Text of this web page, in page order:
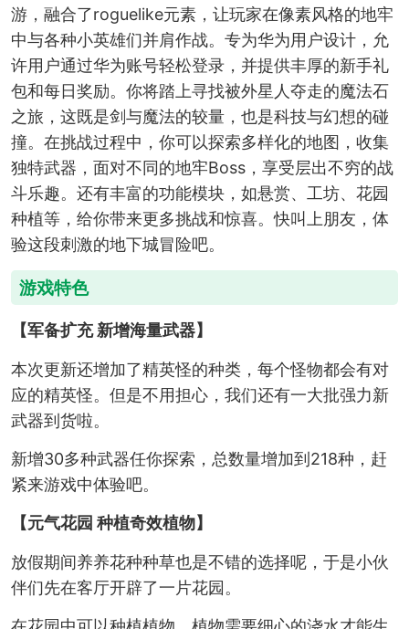
游，融合了roguelike元素，让玩家在像素风格的地牢
中与各种小英雄们并肩作战。专为华为用户设计，允
许用户通过华为账号轻松登录，并提供丰厚的新手礼
包和每日奖励。你将踏上寻找被外星人夺走的魔法石
之旅，这既是剑与魔法的较量，也是科技与幻想的碰
撞。在挑战过程中，你可以探索多样化的地图，收集
独特武器，面对不同的地牢Boss，享受层出不穷的战
斗乐趣。还有丰富的功能模块，如悬赏、工坊、花园
种植等，给你带来更多挑战和惊喜。快叫上朋友，体
验这段刺激的地下城冒险吧。
游戏特色
【军备扩充 新增海量武器】
本次更新还增加了精英怪的种类，每个怪物都会有对
应的精英怪。但是不用担心，我们还有一大批强力新
武器到货啦。
新增30多种武器任你探索，总数量增加到218种，赶
紧来游戏中体验吧。
【元气花园 种植奇效植物】
放假期间养养花种种草也是不错的选择呢，于是小伙
伴们先在客厅开辟了一片花园。